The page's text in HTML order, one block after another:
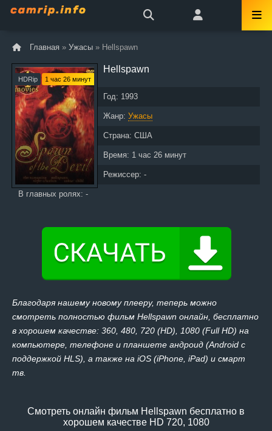
Главная » Ужасы » Hellspawn
HDRip 1 час 26 минут
Hellspawn
Год: 1993
Жанр: Ужасы
Страна: США
Время: 1 час 26 минут
Режиссер: -
В главных ролях: -
Благодаря нашему новому плееру, теперь можно
смотреть полностью фильм Hellspawn онлайн, бесплатно
в хорошем качестве: 360, 480, 720 (HD), 1080 (Full HD) на
компьютере, телефоне и планшете андроид (Android с
поддержкой HLS), а также на iOS (iPhone, iPad) и смарт
тв.
Смотреть онлайн фильм Hellspawn бесплатно в
хорошем качестве HD 720, 1080